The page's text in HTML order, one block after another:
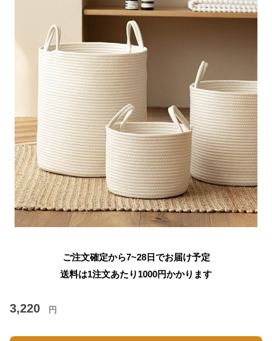
ご注文確定から7~28日でお届け予定
送料は1注文あたり 1000円かかります
3,220 円